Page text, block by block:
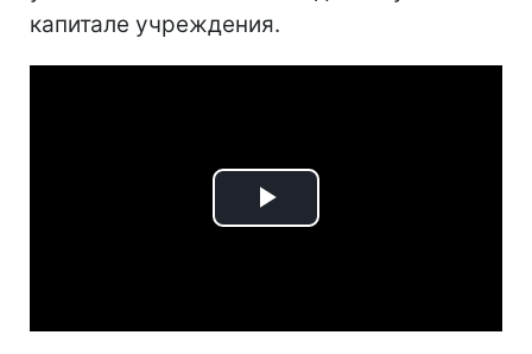
капитале учреждения.
Play